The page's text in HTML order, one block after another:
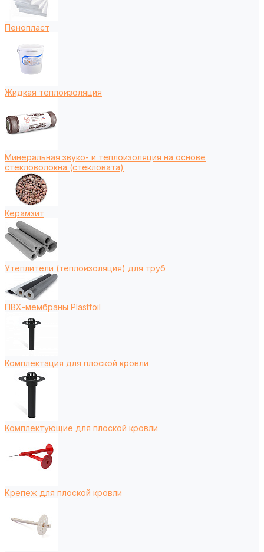
Пенопласт
Жидкая теплоизоляция
Минеральная звуко- и теплоизоляция на основе
стекловолокна (стекловата)
Керамзит
Утеплители (теплоизоляция) для труб
ПВХ-мембраны Plastfoil
Комплектация для плоской кровли
Комплектующие для плоской кровли
Крепеж для плоской кровли